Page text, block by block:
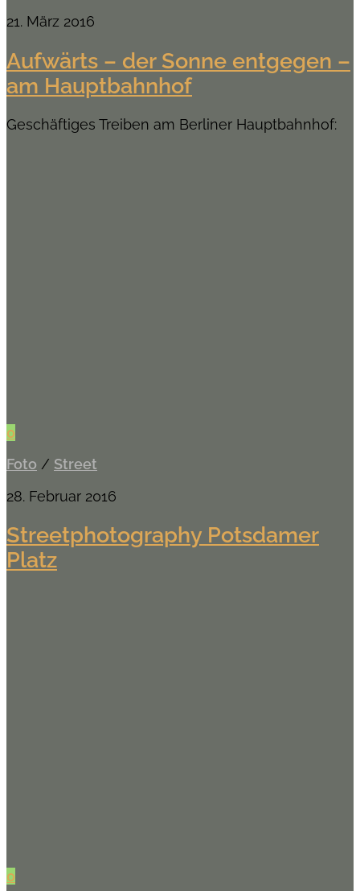
21. März 2016
Aufwärts – der Sonne entgegen –
am Hauptbahnhof
Geschäftiges Treiben am Berliner Hauptbahnhof:
0
Foto / Street
28. Februar 2016
Streetphotography Potsdamer
Platz
0